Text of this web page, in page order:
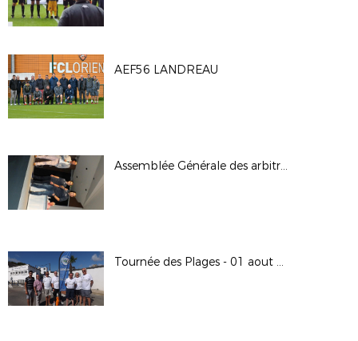
AEF56 LANDREAU
Assemblée Générale des arbitres
Tournée des Plages - 01 aout 2017 - Larmor Plage